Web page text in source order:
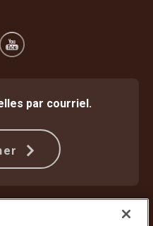
par courriel.